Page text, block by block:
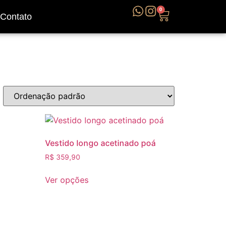
Contato
0
Vestido longo acetinado poá
R$ 359,90
Ver opções